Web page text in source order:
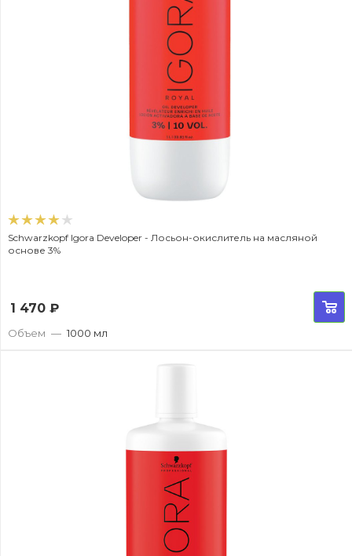
Schwarzkopf Igora Developer - Лосьон-окислитель на масляной
основе 3%
1 470 ₽
Объем — 1000 мл